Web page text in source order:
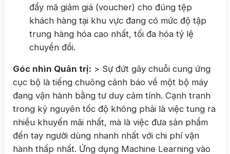
đẩy mã giảm giá (voucher) cho đúng tệp
khách hàng tại khu vực đang có mức độ tập
trung hàng hóa cao nhất, tối đa hóa tỷ lệ
chuyển đổi.
Góc nhìn Quản trị: > Sự đứt gãy chuỗi cung ứng
cục bộ là tiếng chuông cảnh báo về một bộ máy
đang vận hành bằng tư duy cảm tính. Cạnh tranh
trong kỷ nguyên tốc độ không phải là việc tung ra
nhiều khuyến mãi nhất, mà là việc đưa sản phẩm
đến tay người dùng nhanh nhất với chi phí vận
hành thấp nhất. Ứng dụng Machine Learning vào